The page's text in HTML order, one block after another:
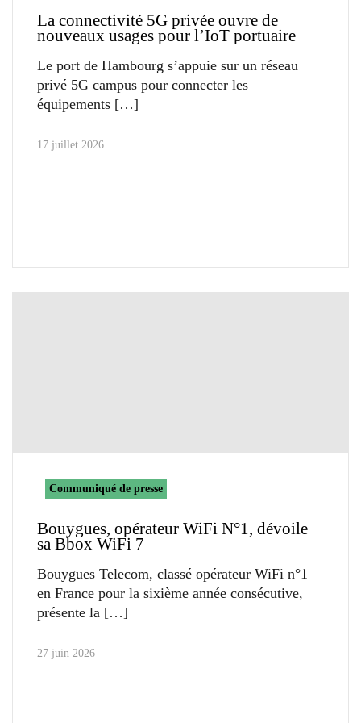
La connectivité 5G privée ouvre de
nouveaux usages pour l’IoT portuaire
Le port de Hambourg s’appuie sur un réseau
privé 5G campus pour connecter les
équipements
17 juillet 2026
Communiqué de presse
Bouygues, opérateur WiFi N°1, dévoile
sa Bbox WiFi 7
Bouygues Telecom, classé opérateur WiFi n°1
en France pour la sixième année consécutive,
présente la
27 juin 2026